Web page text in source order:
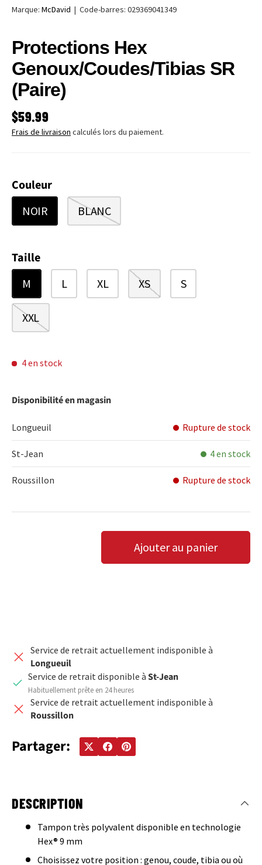
Marque: McDavid | Code-barres: 029369041349
Protections Hex
Genoux/Coudes/Tibias SR
(Paire)
PRIX HABITUEL
$59.99
Frais de livraison calculés lors du paiement.
Couleur
NOIR BLANC
Taille
M L XL XS S
XXL
4 en stock
Disponibilité en magasin
Longueuil Rupture de stock
St-Jean 4 en stock
Roussillon Rupture de stock
DIMINUER LA QUANTITÉ
AUGMENTER LA QUANTITÉ
Ajouter au panier
Service de retrait actuellement indisponible à
Longueuil
Service de retrait disponible à St-Jean
Habituellement prête en 24 heures
Service de retrait actuellement indisponible à
Roussillon
Partager:
DESCRIPTION
Tampon très polyvalent disponible en technologie
Hex® 9 mm
Choisissez votre position : genou, coude, tibia ou où